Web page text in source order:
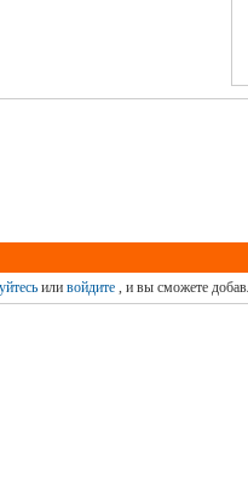
или войдите, и вы сможете